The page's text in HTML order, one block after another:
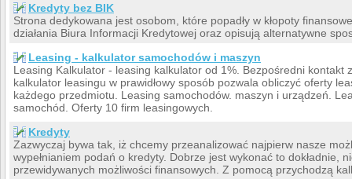
Kredyty bez BIK
Strona dedykowana jest osobom, które popadły w kłopoty
działania Biura Informacji Kredytowej oraz opisują alternatywne
Leasing - kalkulator samochodów i maszyn
Leasing Kalkulator - leasing kalkulator od 1%. Bezpośredni kontakt
kalkulator leasingu w prawidłowy sposób pozwala obliczyć oferty
każdego przedmiotu. Leasing samochodów. maszyn i urządzeń.
samochód. Oferty 10 firm leasingowych.
Kredyty
Zazwyczaj bywa tak, iż chcemy przeanalizować najpierw nasze
wypełnianiem podań o kredyty. Dobrze jest wykonać to dokładnie,
przewidywanych możliwości finansowych. Z pomocą przychodzą